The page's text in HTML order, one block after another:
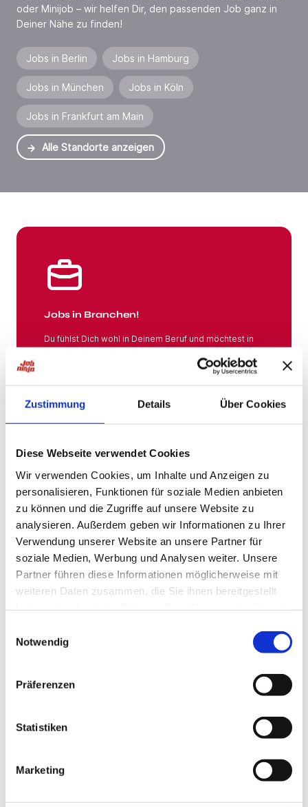
Zustimmung Details Über Cookies
Diese Webseite verwendet Cookies
Wir verwenden Cookies, um Inhalte und Anzeigen zu
personalisieren, Funktionen für soziale Medien anbieten
zu können und die Zugriffe auf unsere Website zu
analysieren. Außerdem geben wir Informationen zu Ihrer
Verwendung unserer Website an unsere Partner für
soziale Medien, Werbung und Analysen weiter. Unsere
Partner führen diese Informationen möglicherweise mit
weiteren Daten zusammen, die Sie ihnen bereitgestellt
Notwendig
Präferenzen
Statistiken
Marketing
oder Minijob – wir helfen Dir, den passenden Job ganz in
Deiner Nähe zu finden!
Jobs in Berlin Jobs in Hamburg
Jobs in München Jobs in Köln
Jobs in Frankfurt am Main
Alle Standorte anzeigen
Jobs in Branchen!
Du fühlst Dich wohl in Deinem Beruf und möchtest in
Mehr
Jobs in Branchen
Jobs in der Nähe!
Auf unserer Plattform findest Du eine große Auswahl
an Stellenangeboten, die nach Städten sortiert sind,
suchen kannst. Egal, ob Du eine neue
Herausforderung suchst, einen beruflichen Wechsel
planst oder einfach eine Stelle in Deinem aktuellen
Hast Du keine Lust und Zeit, auf Jobbörsen jede
Stellenanzeige zu durchsuchen? Teste die "Jobsuche
Dir Jobs vorschlagen, die zu Dir passen.